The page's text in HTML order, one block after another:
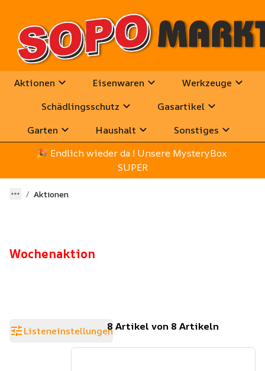
Aktionen Eisenwaren
Werkzeuge
Schädlingsschutz
Gasartikel
Garten
Haushalt
Sonstiges
🎉 Endlich wieder da ! Unsere MysteryBox
SUPER
Aktionen
Wochenaktion
Listeneinstellungen8 Artikel von 8 Artikeln